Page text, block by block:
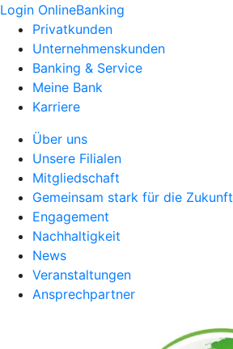
Login OnlineBanking
Privatkunden
Unternehmenskunden
Banking & Service
Meine Bank
Karriere
Über uns
Unsere Filialen
Mitgliedschaft
Gemeinsam stark für die Zukunft
Engagement
Nachhaltigkeit
News
Veranstaltungen
Ansprechpartner